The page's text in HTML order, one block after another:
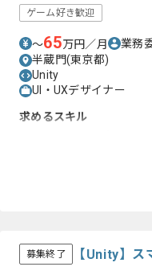
ゲーム好き歓迎
〜65万円／月 業務
半蔵門(東京都)
Unity
UI・UXデザイナー
求めるスキル
募集終了 【Unity】